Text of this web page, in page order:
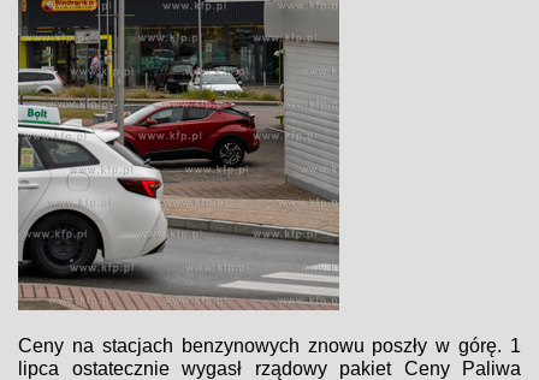
Ceny na stacjach benzynowych znowu poszły w górę. 1
lipca ostatecznie wygasł rządowy pakiet Ceny Paliwa